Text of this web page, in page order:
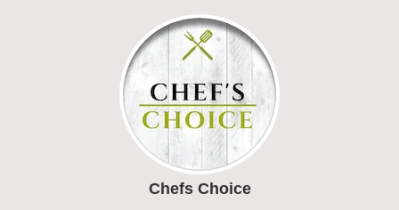
Chefs Choice